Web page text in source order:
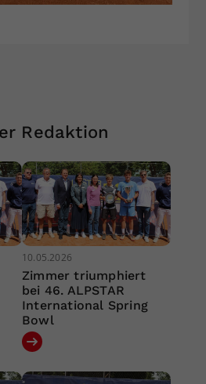
Redaktion
10.05.2026
Zimmer triumphiert
bei 46. ALPSTAR
International Spring
Bowl